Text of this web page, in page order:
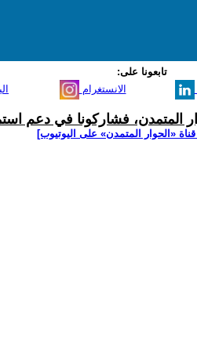
تابعونا على:
الانستغرام
المتمدن، فشاركونا في دعم
‫«الحوار المتمدن» على اليوتيوب]